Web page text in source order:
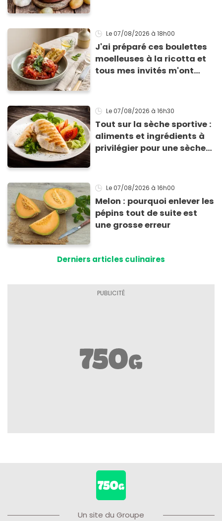
Le 07/08/2026 à 18h00
J'ai préparé ces boulettes
moelleuses à la ricotta et
tous mes invités m'ont
Le 07/08/2026 à 16h30
Tout sur la sèche sportive :
aliments et ingrédients à
privilégier pour une sèche
Le 07/08/2026 à 16h00
Melon : pourquoi enlever les
pépins tout de suite est
une grosse erreur
Derniers articles culinaires
Un site du Groupe